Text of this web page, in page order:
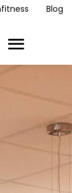
Blog
Toggle main